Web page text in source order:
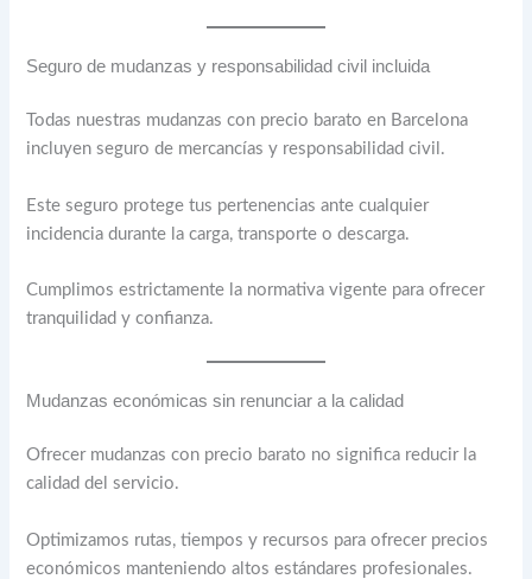
Seguro de mudanzas y responsabilidad civil incluida
Todas nuestras mudanzas con precio barato en Barcelona
incluyen seguro de mercancías y responsabilidad civil.
Este seguro protege tus pertenencias ante cualquier
incidencia durante la carga, transporte o descarga.
Cumplimos estrictamente la normativa vigente para ofrecer
tranquilidad y confianza.
Mudanzas económicas sin renunciar a la calidad
Ofrecer mudanzas con precio barato no significa reducir la
calidad del servicio.
Optimizamos rutas, tiempos y recursos para ofrecer precios
económicos manteniendo altos estándares profesionales.